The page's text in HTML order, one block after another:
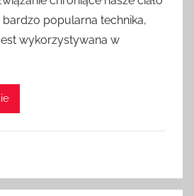
popularna technika,
wykorzystywana w